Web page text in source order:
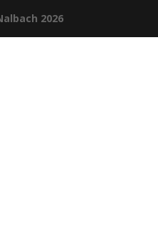
2026